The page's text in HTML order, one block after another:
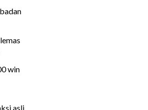
win
asli